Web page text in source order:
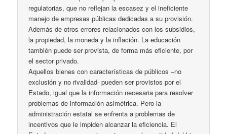
regulatorias, que no reflejan la escasez y el ineficiente
manejo de empresas públicas dedicadas a su provisión.
Además de otros errores relacionados con los subsidios,
la propiedad, la moneda y la inflación. La educación
también puede ser provista, de forma más eficiente, por
el sector privado.
Aquellos bienes con características de públicos –no
exclusión y no rivalidad- pueden ser provistos por el
Estado, igual que la información necesaria para resolver
problemas de información asimétrica. Pero la
administración estatal se enfrenta a problemas de
incentivos que le impiden alcanzar la eficiencia. El